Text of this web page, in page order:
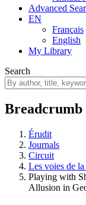
Advanced
EN
Français
English
My Library
Search
Breadcrumb
Érudit
Journals
Circuit
Les voies de
Playing with
Allusion in